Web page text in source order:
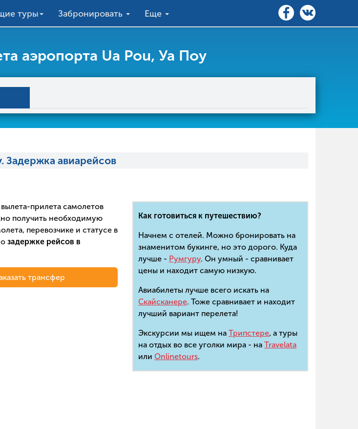
туры Забронировать Еще
аэропорта Ua Pou, Уа Поу
Задержка авиарейсов
прилета самолетов
получить необходимую
перевозчике и статусе в
задержке рейсов в
трансфер
Как готовиться к путешествию?
Начнем с отелей. Можно бронировать на
знаменитом букинге, но это дорого. Куда
лучше - Румгуру. Он умный - сравнивает
цены и находит самую низкую.
Авиабилеты лучше всего искать на
Скайсканере. Тоже сравнивает и находит
лучший вариант перелета!
Экскурсии мы ищем на Трипстере, а туры
на отдых во все уголки мира - на Travelata
или Onlinetours.